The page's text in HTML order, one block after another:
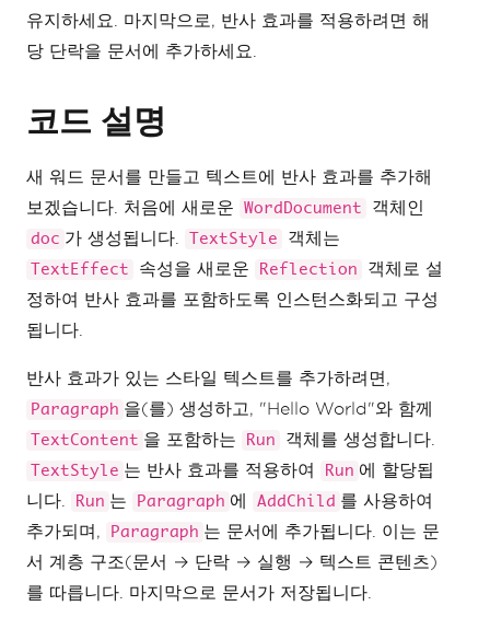
유지하세요. 마지막으로, 반사 효과를 적용하려면 해
당 단락을 문서에 추가하세요.
코드 설명
새 워드 문서를 만들고 텍스트에 반사 효과를 추가해
보겠습니다. 처음에 새로운
WordDocument 객체인
doc 가 생성됩니다. TextStyle 객체는
TextEffect 속성을 새로운 Reflection
객체로 설
정하여 반사 효과를 포함하도록 인스턴스화되고 구성
됩니다.
반사 효과가 있는 스타일 텍스트를 추가하려면,
Paragraph 을(를) 생성하고, "Hello World"와 함께
TextContent 을 포함하는 Run 객체를 생성합니다.
TextStyle 는 반사 효과를 적용하여 Run 에 할당됩
니다.
Run 는 Paragraph 에 AddChild 를 사용하여
추가되며,
Paragraph 는 문서에 추가됩니다. 이는 문
서 계층 구조(문서 → 단락 → 실행 → 텍스트 콘텐츠)
를 따릅니다. 마지막으로 문서가 저장됩니다.